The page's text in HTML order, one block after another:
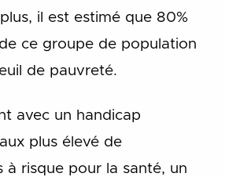
il est estimé que 80%
ce groupe de population
de pauvreté.
avec un handicap
plus élevé de
à risque pour la santé, un